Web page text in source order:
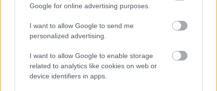
Google for online advertising purposes.
I want to allow Google to send me
personalized advertising.
I want to allow Google to enable storage
related to analytics like cookies on web or
device identifiers in apps.